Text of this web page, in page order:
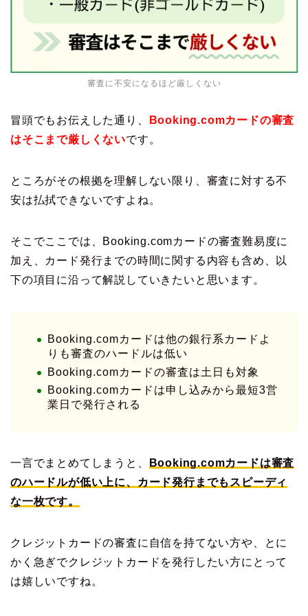
審査に不安になるほど厳しくない
冒頭でもお伝えした通り、
Booking.comカードの審査
はそこまで厳しくないです。
ところがその根拠を理解しない限り、審査に対する不
安は払拭できないですよね。
そこでここでは、Booking.comカードの審査難易度に
加え、カード発行までの時間に関する内容も含め、以
下の項目に沿って解説していきたいと思います。
Booking.comカードは他の銀行系カードよ
りも審査のハードルは低い
Booking.comカードの審査は土日も対象
Booking.comカードは申し込みから最短3営
業日で発行される
一言でまとめてしまうと、
Booking.comカードは審査
のハードルが低い上に、カード発行までもスピーディ
な一枚です。
クレジットカードの審査に自信を持てない方や、とに
かく急ぎでクレジットカードを発行したい方にとって
は嬉しいですね。